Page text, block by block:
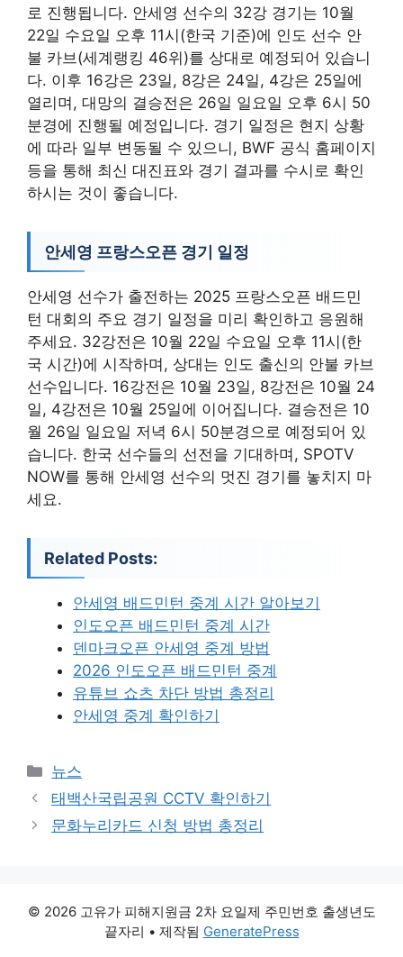
로 진행됩니다. 안세영 선수의 32강 경기는 10월
22일 수요일 오후 11시(한국 기준)에 인도 선수 안
불 카브(세계랭킹 46위)를 상대로 예정되어 있습니
다. 이후 16강은 23일, 8강은 24일, 4강은 25일에
열리며, 대망의 결승전은 26일 일요일 오후 6시 50
분경에 진행될 예정입니다. 경기 일정은 현지 상황
에 따라 일부 변동될 수 있으니, BWF 공식 홈페이지
등을 통해 최신 대진표와 경기 결과를 수시로 확인
하시는 것이 좋습니다.
안세영 프랑스오픈 경기 일정
안세영 선수가 출전하는 2025 프랑스오픈 배드민
턴 대회의 주요 경기 일정을 미리 확인하고 응원해
주세요. 32강전은 10월 22일 수요일 오후 11시(한
국 시간)에 시작하며, 상대는 인도 출신의 안불 카브
선수입니다. 16강전은 10월 23일, 8강전은 10월 24
일, 4강전은 10월 25일에 이어집니다. 결승전은 10
월 26일 일요일 저녁 6시 50분경으로 예정되어 있
습니다. 한국 선수들의 선전을 기대하며, SPOTV
NOW를 통해 안세영 선수의 멋진 경기를 놓치지 마
세요.
Related Posts:
안세영 배드민턴 중계 시간 알아보기
인도오픈 배드민턴 중계 시간
덴마크오픈 안세영 중계 방법
2026 인도오픈 배드민턴 중계
유튜브 쇼츠 차단 방법 총정리
안세영 중계 확인하기
카
테
리
뉴스
태백산국립공원 CCTV 확인하기
문화누리카드 신청 방법 총정리
© 2026 고유가 피해지원금 2차 요일제 주민번호 출생년도
끝자리 • 제작됨 GeneratePress